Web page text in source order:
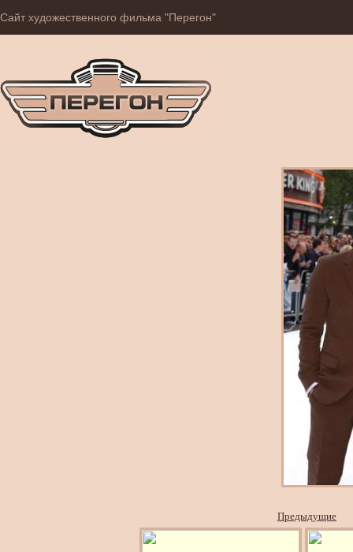
Сайт художественного фильма "Перегон"
Предыдущие